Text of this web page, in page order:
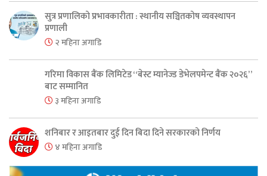
सुत्र प्रणालिको प्रभावकारीता : स्थानीय सञ्चितकोष व्यवस्थापन
प्रणाली
२ महिना अगाडि
गरिमा विकास बैंक लिमिटेड “बेस्ट म्यानेज्ड डेभेलपमेन्ट बैंक २०२६”
बाट सम्मानित
३ महिना अगाडि
शनिबार र आइतबार दुई दिन बिदा दिने सरकारको निर्णय
४ महिना अगाडि